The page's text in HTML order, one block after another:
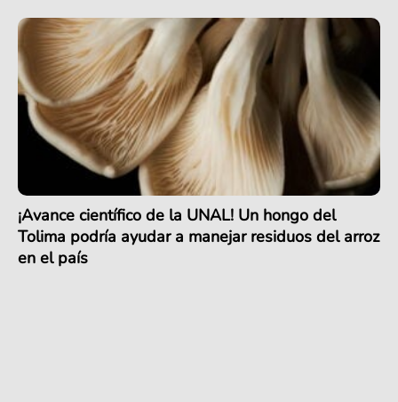
¡Avance científico de la UNAL! Un hongo del
Tolima podría ayudar a manejar residuos del arroz
en el país